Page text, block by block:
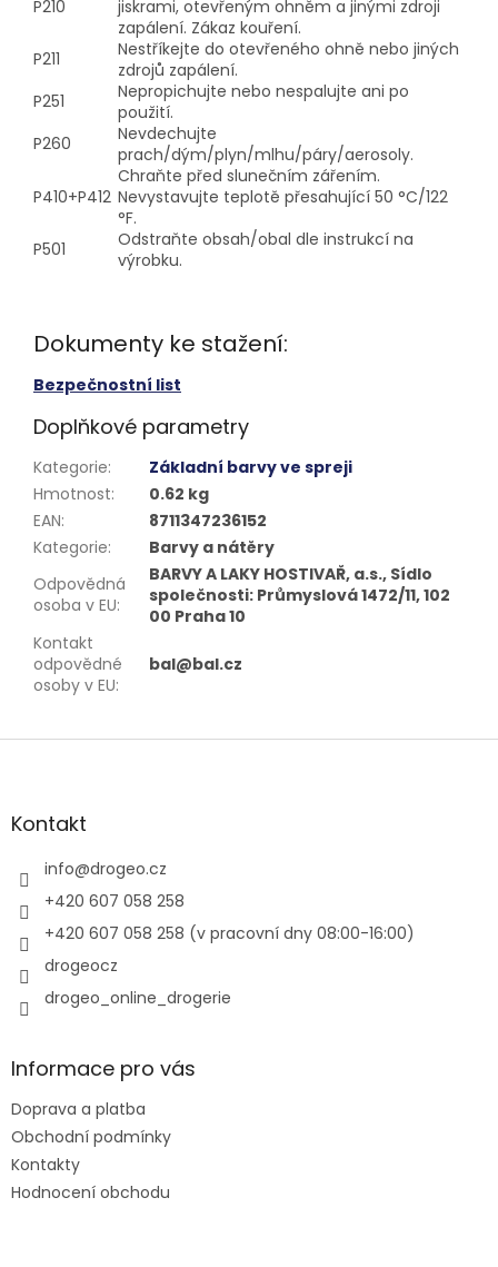
P210
jiskrami, otevřeným ohněm a jinými zdroji
zapálení. Zákaz kouření.
P211
Nestříkejte do otevřeného ohně nebo jiných
zdrojů zapálení.
P251
Nepropichujte nebo nespalujte ani po
použití.
P260
Nevdechujte
prach/dým/plyn/mlhu/páry/aerosoly.
P410+P412
Chraňte před slunečním zářením.
Nevystavujte teplotě přesahující 50 °C/122
°F.
P501
Odstraňte obsah/obal dle instrukcí na
výrobku.
Dokumenty ke stažení:
Bezpečnostní list
Doplňkové parametry
Kategorie:
Základní barvy ve spreji
Hmotnost:
0.62 kg
EAN:
8711347236152
Kategorie:
Barvy a nátěry
Odpovědná
osoba v EU:
BARVY A LAKY HOSTIVAŘ, a.s., Sídlo
společnosti: Průmyslová 1472/11, 102
00 Praha 10
Kontakt
odpovědné
osoby v EU:
bal@bal.cz
Z
aKontakt
info@drogeo.cz
+420 607 058 258
+420 607 058 258 (v pracovní dny 08:00-16:00)
drogeocz
drogeo_online_drogerie
Informace pro vás
Doprava a platba
Obchodní podmínky
Kontakty
Hodnocení obchodu